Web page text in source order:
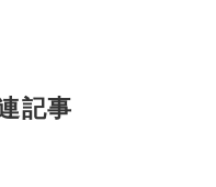
変わる究
術